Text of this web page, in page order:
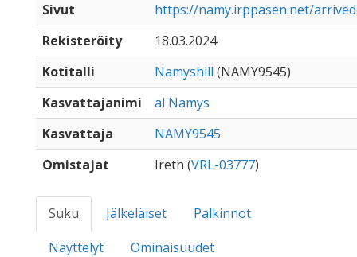
Sivut
https://namy.irppasen.net/
Rekisteröity
18.03.2024
Kotitalli
Namyshill (NAMY9545)
Kasvattajanimi
al Namys
Kasvattaja
NAMY9545
Omistajat
Ireth (VRL-03777)
Suku Jälkeläiset
Palkinnot
Näyttelyt
Ominaisuudet